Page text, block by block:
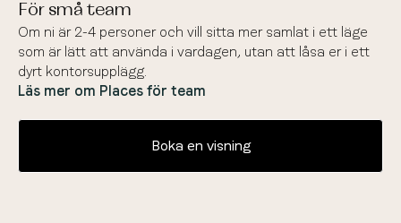
Medlem på Places Telefonplan
träffat flera nyabranschkollegor!"
För små team
Om ni är 2-4 personer och vill sitta mer samlat i ett läge
som är lätt att använda i vardagen, utan att låsa er i ett
dyrt kontorsupplägg.
Läs mer om Places för team
Boka en visning